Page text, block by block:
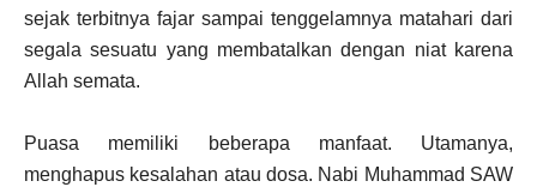
sejak terbitnya fajar sampai tenggelamnya matahari dari
segala sesuatu yang membatalkan dengan niat karena
Allah semata.
Puasa memiliki beberapa manfaat. Utamanya,
menghapus kesalahan atau dosa. Nabi Muhammad SAW